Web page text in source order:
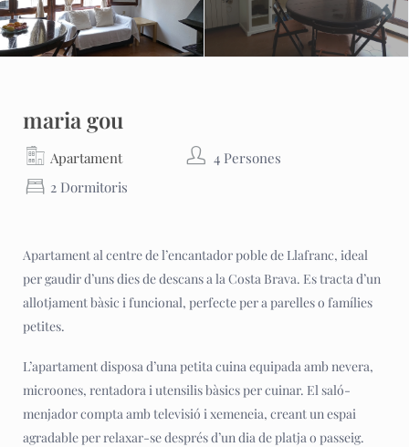
maria gou
Apartament
4 Persones
2 Dormitoris
Apartament al centre de l’encantador poble de Llafranc, ideal
per gaudir d’uns dies de descans a la Costa Brava. Es tracta d’un
allotjament bàsic i funcional, perfecte per a parelles o famílies
petites.
L’apartament disposa d’una petita cuina equipada amb nevera,
microones, rentadora i utensilis bàsics per cuinar. El saló-
menjador compta amb televisió i xemeneia, creant un espai
agradable per relaxar-se després d’un dia de platja o passeig.